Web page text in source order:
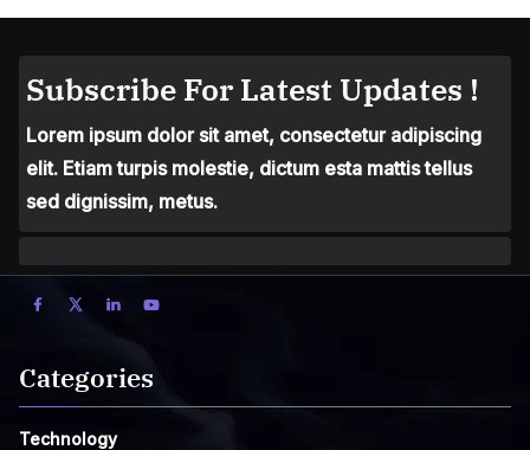
Subscribe For Latest Updates !
Lorem ipsum dolor sit amet, consectetur adipiscing
elit. Etiam turpis molestie, dictum esta mattis tellus
sed dignissim, metus.
Categories
Technology